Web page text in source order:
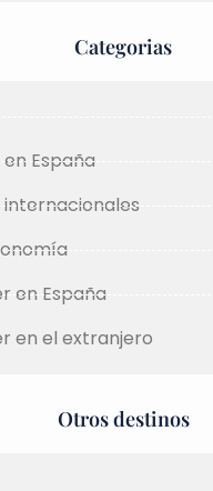
Categorias
en España
internacionales
en España
en el extranjero
Otros destinos